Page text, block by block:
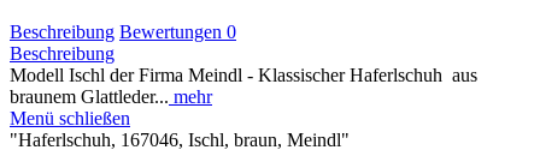
Beschreibung Bewertungen 0
Beschreibung
Modell Ischl der Firma Meindl - Klassischer Haferlschuh aus
braunem Glattleder... mehr
Menü schließen
"Haferlschuh, 167046, Ischl, braun, Meindl"